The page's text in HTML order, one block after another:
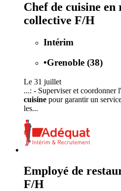
Chef de cuisine
collective F/H
Intérim
•Grenoble (38)
Le 31 juillet
...: - Superviser et coordonner
cuisine pour garantir un
les...
Employé de
F/H